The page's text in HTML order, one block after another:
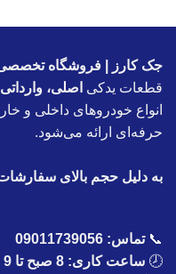
جک کارز | فروشگاه تخصصی
قطعات یدکی اصلی،
انواع خودروهای داخلی و
حرفه‌ای ارائه می‌شود.
به دلیل حجم بالای
📞تماس: 09011739056
🕗 ساعت کاری: 8 صبح تا 9 شب